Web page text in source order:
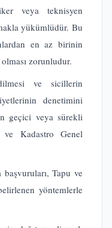
veya teknisyen
yükümlüdür. Bu
en az birinin
zorunludur.
ve sicillerin
denetimini
geçici veya sürekli
ve Kadastro Genel
Tapu ve
yöntemlerle